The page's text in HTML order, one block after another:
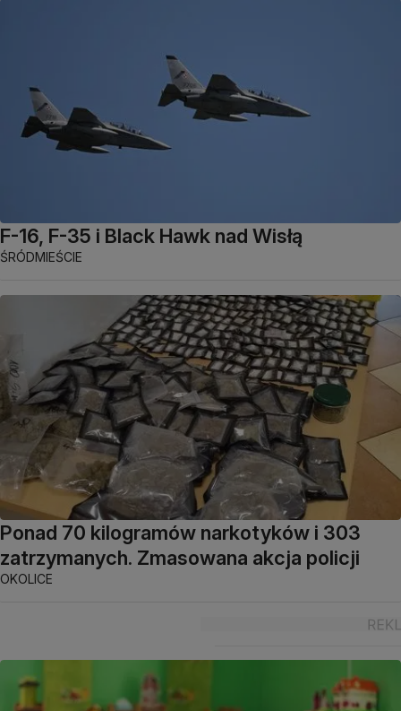
F-16, F-35 i Black Hawk nad Wisłą
ŚRÓDMIEŚCIE
Ponad 70 kilogramów narkotyków i 303
zatrzymanych. Zmasowana akcja policji
OKOLICE